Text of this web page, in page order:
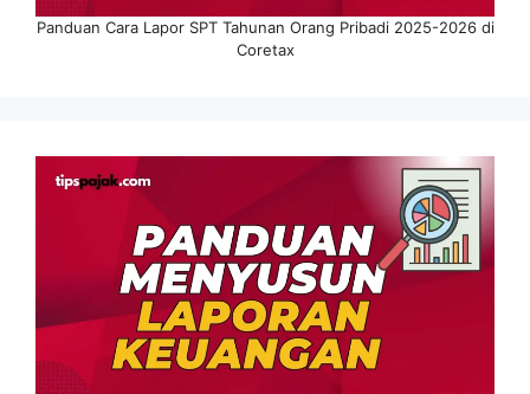
Panduan Cara Lapor SPT Tahunan Orang Pribadi 2025-2026 di
Coretax